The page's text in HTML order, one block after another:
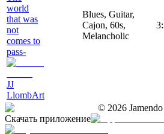
world
that was
not
comes to
pass-
JJ
LlombArt
Blues, Guitar,
Cajon, 60s,
Melancholic
© 2026
Скачать приложение